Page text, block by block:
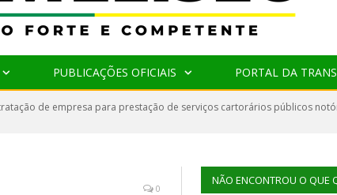
PUBLICAÇÕES OFICIAIS PORTAL DA
de empresa para prestação de serviços cartorários públicos
0
NÃO ENCONTROU O QUE